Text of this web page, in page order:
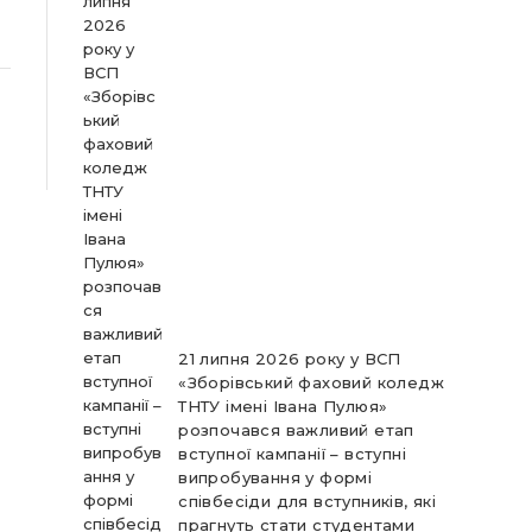
21 липня 2026 року у ВСП
«Зборівський фаховий коледж
ТНТУ імені Івана Пулюя»
розпочався важливий етап
вступної кампанії – вступні
випробування у формі
співбесіди для вступників, які
прагнуть стати студентами